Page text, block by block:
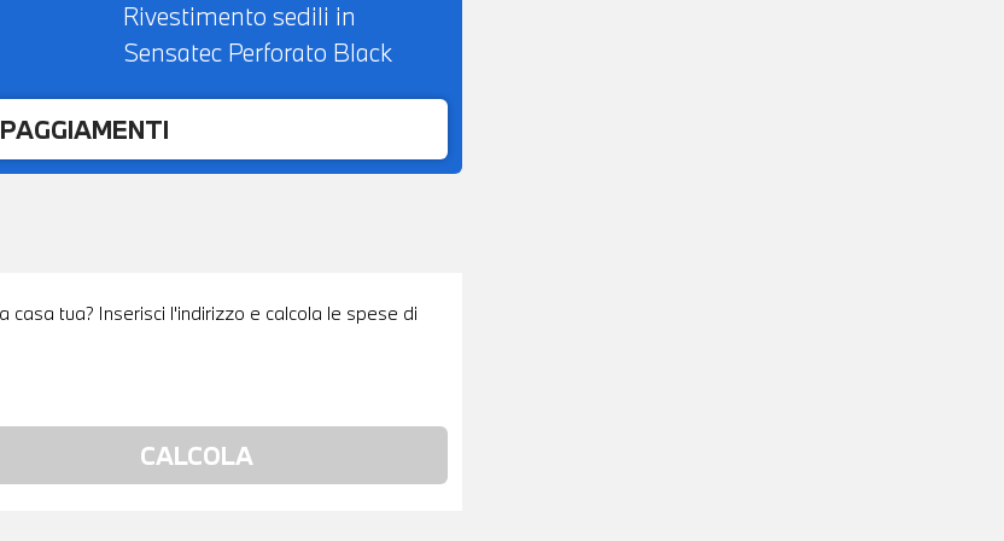
Rivestimento sedili in
Sensatec Perforato Black
casa tua? Inserisci l'indirizzo e calcola le spese di